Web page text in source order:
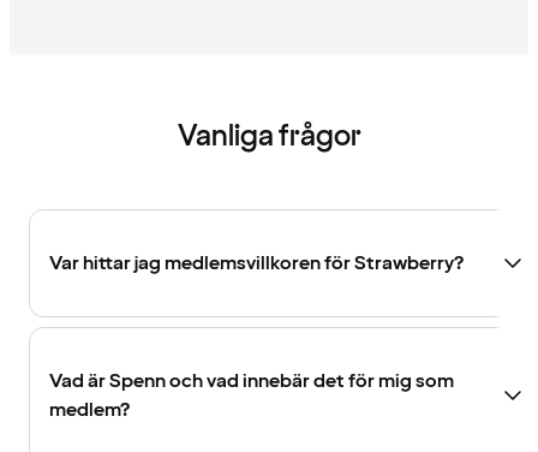
Vanliga frågor
Var hittar jag medlemsvillkoren för Strawberry?
Vad är Spenn och vad innebär det för mig som
medlem?